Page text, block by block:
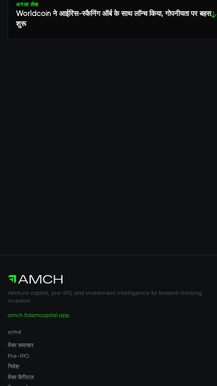
अगला लेख
Worldcoin ने आईरिस-स्कैनिंग ऑर्ब के साथ लॉन्च किया, गोपनीयता पर बहस
शुरू
↓
Venture capital, pre-IPO, and investment intelligence for forward-thinking
investors.
amch.ltdamcapital.app
श्रेणियाँ
वेंचर समाचार
Pre-IPO
निवेश
वेंचर कैपिटल